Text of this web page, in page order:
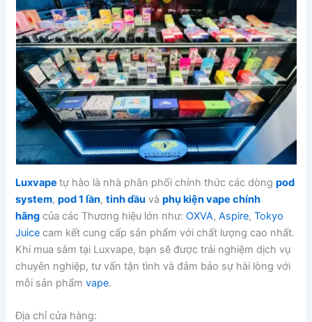
Luxvapetự hào là nhà phân phối chính thức các dòngpod
system,pod 1 lần,tinh dầu vàphụ kiện vape chính
hãng của các Thương hiệu lớn như:OXVA,Aspire,Tokyo
Juice cam kết cung cấp sản phẩm với chất lượng cao nhất.
Khi mua sắm tại Luxvape, bạn sẽ được trải nghiệm dịch vụ
chuyên nghiệp, tư vấn tận tình và đảm bảo sự hài lòng với
mỗi sản phẩmvape.
Địa chỉ cửa hàng: